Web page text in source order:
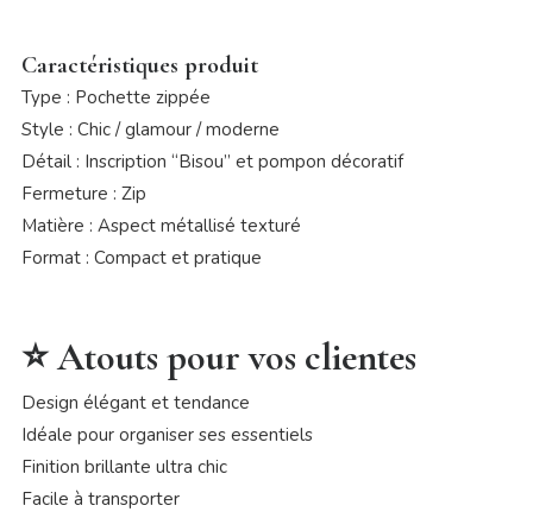
Caractéristiques produit
Type : Pochette zippée
Style : Chic / glamour / moderne
Détail : Inscription “Bisou” et pompon décoratif
Fermeture : Zip
Matière : Aspect métallisé texturé
Format : Compact et pratique
⭐ Atouts pour vos clientes
Design élégant et tendance
Idéale pour organiser ses essentiels
Finition brillante ultra chic
Facile à transporter